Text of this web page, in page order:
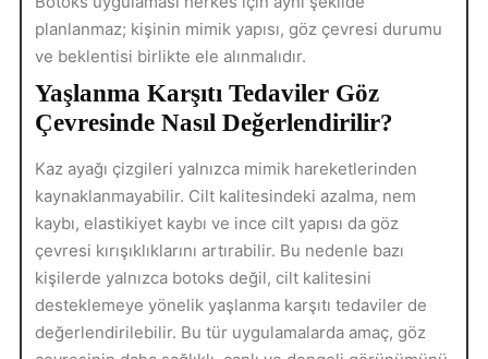
planlanmaz; kişinin mimik yapısı, göz çevresi durumu
ve beklentisi birlikte ele alınmalıdır.
Yaşlanma Karşıtı Tedaviler Göz
Çevresinde Nasıl Değerlendirilir?
Kaz ayağı çizgileri yalnızca mimik hareketlerinden
kaynaklanmayabilir. Cilt kalitesindeki azalma, nem
kaybı, elastikiyet kaybı ve ince cilt yapısı da göz
çevresi kırışıklıklarını artırabilir. Bu nedenle bazı
kişilerde yalnızca botoks değil, cilt kalitesini
desteklemeye yönelik yaşlanma karşıtı tedaviler de
değerlendirilebilir. Bu tür uygulamalarda amaç, göz